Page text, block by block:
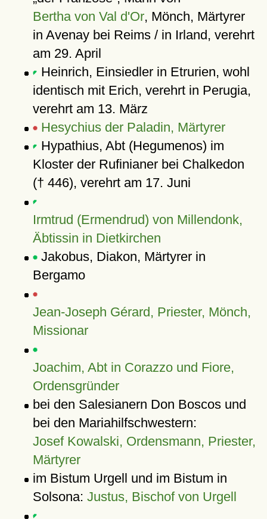
Bertha von Val d'Or, Mönch, Märtyrer
in Avenay bei Reims / in Irland, verehrt
am 29. April
Heinrich, Einsiedler in Etrurien, wohl
identisch mit Erich, verehrt in Perugia,
verehrt am 13. März
Hesychius der Paladin, Märtyrer
Hypathius, Abt (Hegumenos) im
Kloster der Rufinianer bei Chalkedon
(† 446), verehrt am 17. Juni
Irmtrud (Ermendrud) von Millendonk,
Äbtissin in Dietkirchen
Jakobus, Diakon, Märtyrer in
Bergamo
Jean-Joseph Gérard, Priester, Mönch,
Missionar
Joachim, Abt in Corazzo und Fiore,
Ordensgründer
bei den Salesianern Don Boscos und
bei den Mariahilfschwestern:
Josef Kowalski, Ordensmann, Priester,
Märtyrer
im Bistum Urgell und im Bistum in
Solsona: Justus, Bischof von Urgell